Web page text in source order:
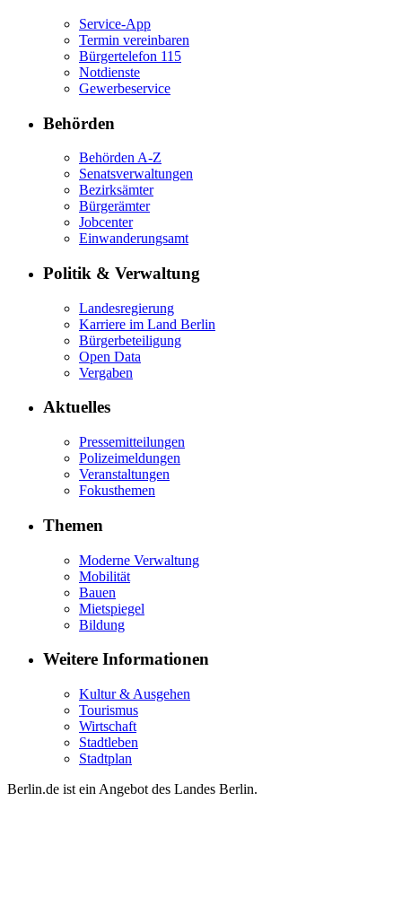
Service-App
Termin vereinbaren
Bürgertelefon 115
Notdienste
Gewerbeservice
Behörden
Behörden A-Z
Senatsverwaltungen
Bezirksämter
Bürgerämter
Jobcenter
Einwanderungsamt
Politik & Verwaltung
Landesregierung
Karriere im Land Berlin
Bürgerbeteiligung
Open Data
Vergaben
Aktuelles
Pressemitteilungen
Polizeimeldungen
Veranstaltungen
Fokusthemen
Themen
Moderne Verwaltung
Mobilität
Bauen
Mietspiegel
Bildung
Weitere Informationen
Kultur & Ausgehen
Tourismus
Wirtschaft
Stadtleben
Stadtplan
Berlin.de ist ein Angebot des Landes Berlin.